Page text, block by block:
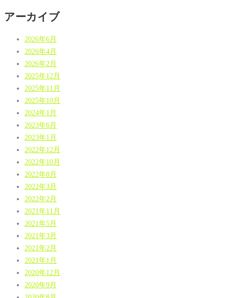
アーカイブ
2026年6月
2026年4月
2026年2月
2025年12月
2025年11月
2025年10月
2024年1月
2023年6月
2023年1月
2022年12月
2022年10月
2022年8月
2022年3月
2022年2月
2021年11月
2021年5月
2021年3月
2021年2月
2021年1月
2020年12月
2020年9月